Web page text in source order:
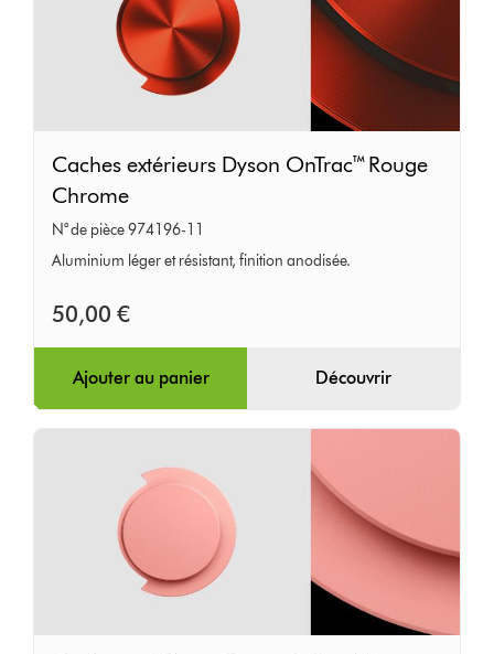
extérieurs
Dyson
OnTrac™
Rouge
Chrome
Caches extérieurs Dyson OnTrac™ Rouge
Chrome
N° de pièce 974196-11
Aluminium léger et résistant, finition anodisée.
50,00 €
Ajouter au panier Découvrir